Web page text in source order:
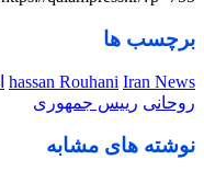
برچسب ها
hassan Rouhani Iran News
روحانی رییس جمهوری
نوشته های مشابه